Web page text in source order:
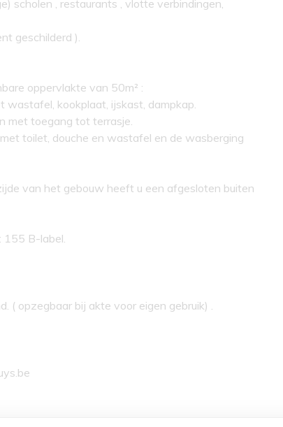
scholen , restaurants , vlotte verbindingen,
geschilderd ).
oppervlakte van 50m² :
wastafel, kookplaat, ijskast, dampkap.
met toegang tot terrasje.
toilet, douche en wastafel en de wasberging
van het gebouw heeft u een afgesloten buiten
155 B-label.
( opzegbaar bij akte voor eigen gebruik) .